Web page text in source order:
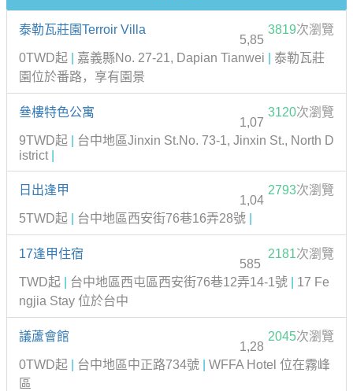
泰勒瓦莊園Terroir Villa 3819次瀏覽
5,85
0TWD起
嘉義縣No. 27-21, Dapian Tianwei
泰勒瓦莊
園位於番路，享有園景
叄樓特色公寓 3120次瀏覽
1,07
9TWD起
台中地區Jinxin St.No. 73-1, Jinxin St., North D
istrict
日出逢甲 2793次瀏覽
1,04
5TWD起
台中地區西安街76巷16弄28號
17逢甲住宿 2181次瀏覽
585
TWD起
台中地區西屯區西安街76巷12弄14-1號
17 Fe
ngjia Stay 位於台中
議蘆會館 2045次瀏覽
1,28
0TWD起
台中地區中正路734號
WFFA Hotel 位在霧峰
區